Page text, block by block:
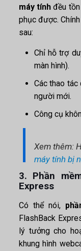
máy tínhđều
phục được.
sau:
Chỉ hỗ trợ
màn hình).
Các thao
người mới.
Công cụ
Xem thêm:
máy tính bị
3. Phần
Express
Có thể nói,
FlashBack
lý tưởng cho
khung hình